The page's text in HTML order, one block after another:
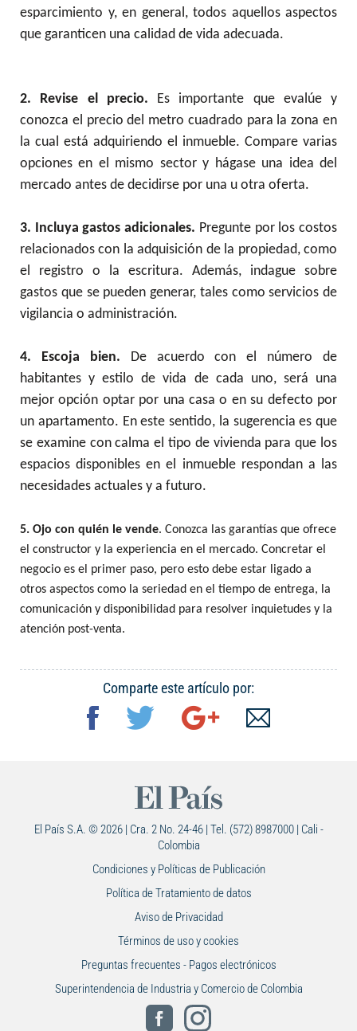
esparcimiento y, en general, todos aquellos aspectos
que garanticen una calidad de vida adecuada.
2. Revise el precio. Es importante que evalúe y
conozca el precio del metro cuadrado para la zona en
la cual está adquiriendo el inmueble. Compare varias
opciones en el mismo sector y hágase una idea del
mercado antes de decidirse por una u otra oferta.
3. Incluya gastos adicionales. Pregunte por los costos
relacionados con la adquisición de la propiedad, como
el registro o la escritura. Además, indague sobre
gastos que se pueden generar, tales como servicios de
vigilancia o administración.
4. Escoja bien. De acuerdo con el número de
habitantes y estilo de vida de cada uno, será una
mejor opción optar por una casa o en su defecto por
un apartamento. En este sentido, la sugerencia es que
se examine con calma el tipo de vivienda para que los
espacios disponibles en el inmueble respondan a las
necesidades actuales y a futuro.
5. Ojo con quién le vende. Conozca las garantías que ofrece
el constructor y la experiencia en el mercado. Concretar el
negocio es el primer paso, pero esto debe estar ligado a
otros aspectos como la seriedad en el tiempo de entrega, la
comunicación y disponibilidad para resolver inquietudes y la
atención post-venta.
Comparte este artículo por:
El País S.A. © 2026 | Cra. 2 No. 24-46 | Tel. (572) 8987000 | Cali -
Colombia
Condiciones y Políticas de Publicación
Política de Tratamiento de datos
Aviso de Privacidad
Términos de uso y cookies
Preguntas frecuentes - Pagos electrónicos
Superintendencia de Industria y Comercio de Colombia